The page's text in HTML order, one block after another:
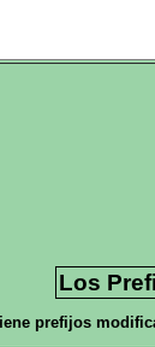
Los
prefijos